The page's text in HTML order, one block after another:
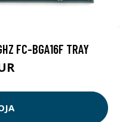
FC-BGA16F TRAY